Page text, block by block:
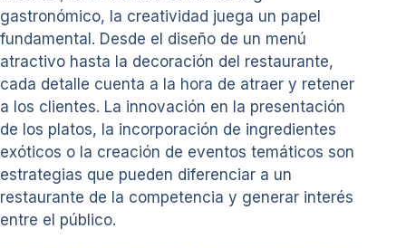
gastronómico, la creatividad juega un papel
fundamental. Desde el diseño de un menú
atractivo hasta la decoración del restaurante,
cada detalle cuenta a la hora de atraer y retener
a los clientes. La innovación en la presentación
de los platos, la incorporación de ingredientes
exóticos o la creación de eventos temáticos son
estrategias que pueden diferenciar a un
restaurante de la competencia y generar interés
entre el público.